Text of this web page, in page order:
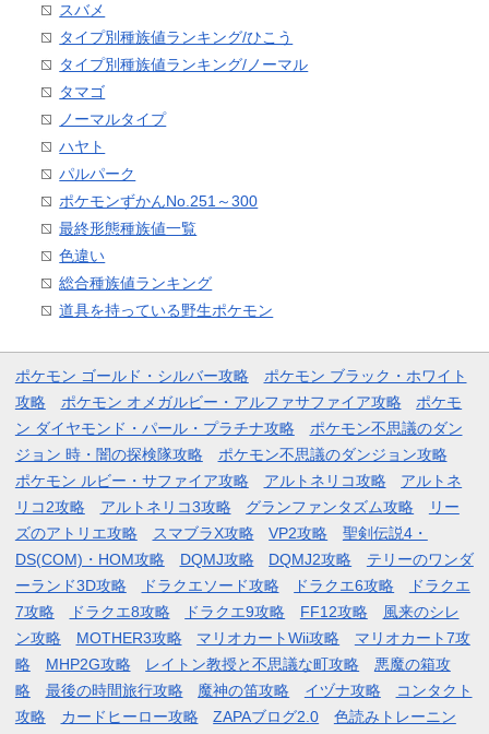
スバメ
タイプ別種族値ランキング/ひこう
タイプ別種族値ランキング/ノーマル
タマゴ
ノーマルタイプ
ハヤト
パルパーク
ポケモンずかんNo.251～300
最終形態種族値一覧
色違い
総合種族値ランキング
道具を持っている野生ポケモン
ポケモン ゴールド・シルバー攻略
ポケモン ブラック・ホワイト
攻略
ポケモン オメガルビー・アルファサファイア攻略
ポケモ
ン ダイヤモンド・パール・プラチナ攻略
ポケモン不思議のダン
ジョン 時・闇の探検隊攻略
ポケモン不思議のダンジョン攻略
ポケモン ルビー・サファイア攻略
アルトネリコ攻略
アルトネ
リコ2攻略
アルトネリコ3攻略 グランファンタズム攻略
リー
ズのアトリエ攻略
スマブラX攻略 VP2攻略
聖剣伝説4・
DS(COM)・HOM攻略
DQMJ攻略 DQMJ2攻略
テリーのワンダ
ーランド3D攻略
ドラクエソード攻略 ドラクエ6攻略
ドラクエ
7攻略
ドラクエ8攻略 ドラクエ9攻略 FF12攻略
風来のシレ
ン攻略
MOTHER3攻略 マリオカートWii攻略
マリオカート7攻
略
MHP2G攻略 レイトン教授と不思議な町攻略
悪魔の箱攻
略
最後の時間旅行攻略 魔神の笛攻略 イヅナ攻略
コンタクト
攻略
カードヒーロー攻略 ZAPAブログ2.0 色読みトレーニン